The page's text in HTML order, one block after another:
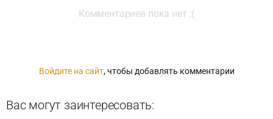
Комментариев пока нет :(
Войдите на сайт, чтобы добавлять комментарии
Вас могут заинтересовать: